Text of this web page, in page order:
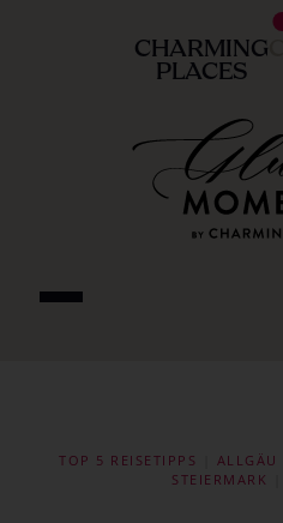
CHARMING
PLACES
TOP 5 REISETIPPS ALLGÄU
STEIERMARK